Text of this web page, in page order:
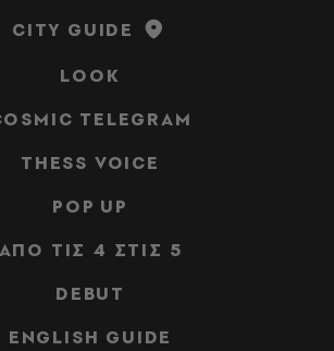
CITY GUIDE
LOOK
TELEGRAM
THESS VOICE
POP UP
ΑΠΟ ΤΙΣ 4 ΣΤΙΣ 5
DEBUT
ENGLISH GUIDE